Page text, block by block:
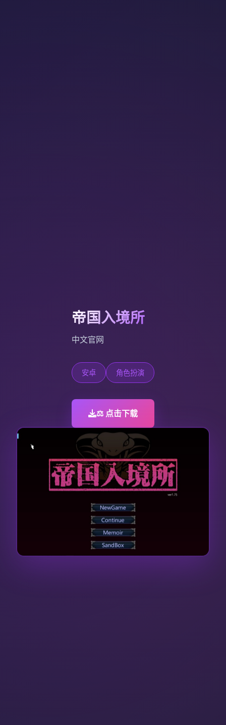
帝国入境所
中文官网
安卓 角色扮演
⚖️ 点击下载